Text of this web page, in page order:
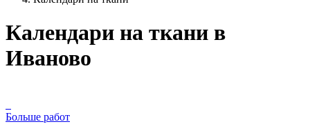
Календари на ткани в
Иваново
Больше работ